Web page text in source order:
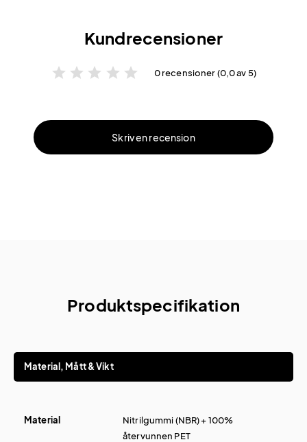
Kundrecensioner
star star star star star 0 recensioner (0,0 av 5)
Skriv en recension
Produktspecifikation
Material, Mått & Vikt
Material
Nitrilgummi (NBR) + 100%
återvunnen PET